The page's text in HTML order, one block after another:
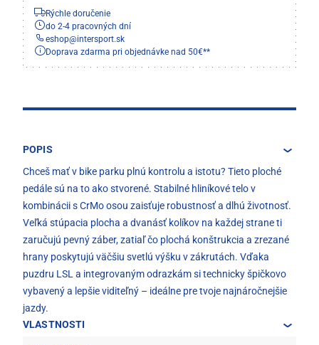
Rýchle doručenie
do 2-4 pracovných dní
eshop@intersport.sk
Doprava zdarma pri objednávke nad 50€**
POPIS
Chceš mať v bike parku plnú kontrolu a istotu? Tieto ploché
pedále sú na to ako stvorené. Stabilné hliníkové telo v
kombinácii s CrMo osou zaisťuje robustnosť a dlhú životnosť.
Veľká stúpacia plocha a dvanásť kolíkov na každej strane ti
zaručujú pevný záber, zatiaľ čo plochá konštrukcia a zrezané
hrany poskytujú väčšiu svetlú výšku v zákrutách. Vďaka
puzdru LSL a integrovaným odrazkám si technicky špičkovo
vybavený a lepšie viditeľný – ideálne pre tvoje najnáročnejšie
jazdy.
VLASTNOSTI